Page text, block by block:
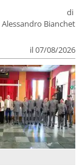
di
Alessandro Bianchet
il 07/08/2026